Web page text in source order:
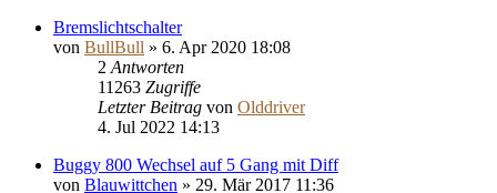
Bremslichtschalter
von BullBull » 6. Apr 2020 18:08
2 Antworten
11263 Zugriffe
Letzter Beitrag von Olddriver
4. Jul 2022 14:13
Buggy 800 Wechsel auf 5 Gang mit Diff
von Blauwittchen » 29. Mär 2017 11:36